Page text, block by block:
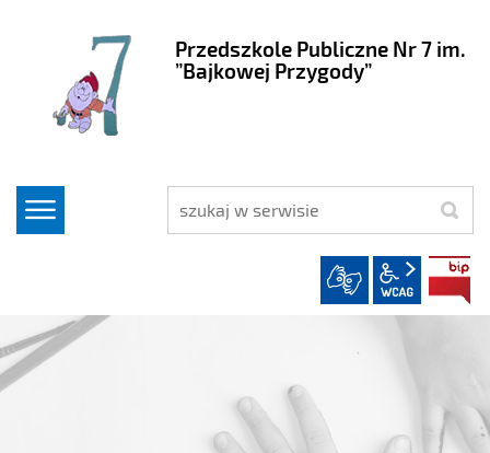
Przedszkole Publiczne Nr 7 im.
”Bajkowej Przygody”
szukaj
wcag2.1